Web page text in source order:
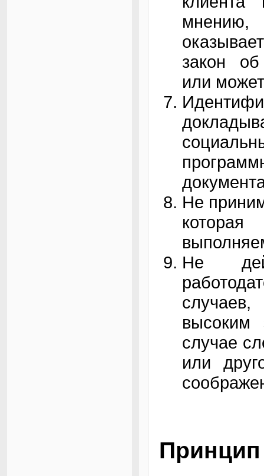
закон об
или
Не
Не
высоким
случае
или